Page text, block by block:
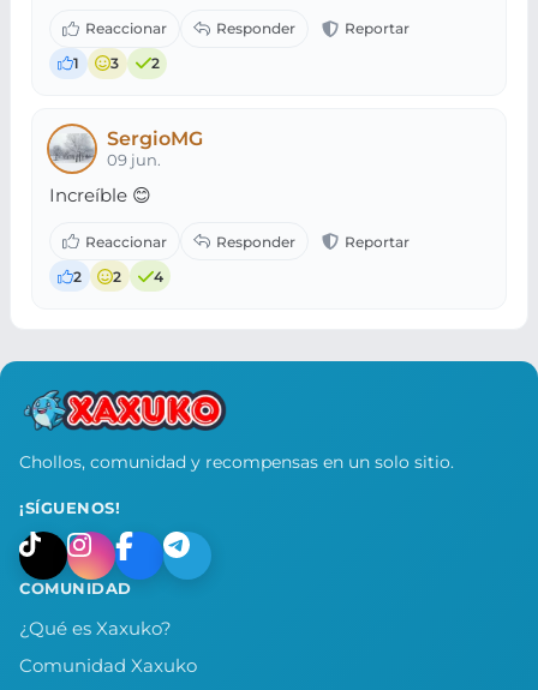
1 3 2
SergioMG
09 jun.
Increíble 😊
2 2 4
Chollos, comunidad y recompensas en un solo sitio.
¡SÍGUENOS!
COMUNIDAD
¿Qué es Xaxuko?
Comunidad Xaxuko